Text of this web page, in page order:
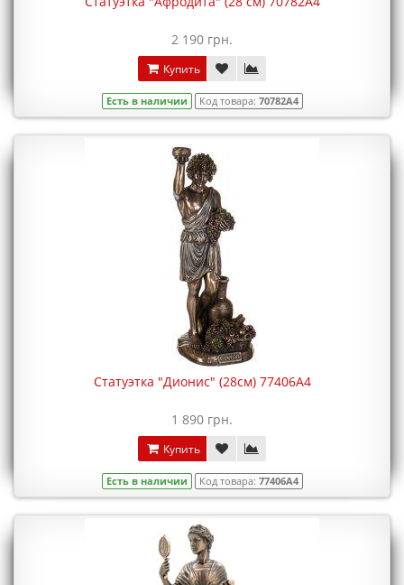
2 190 грн.
Купить
Есть в наличии Код товара: 70782A4
Статуэтка "Дионис" (28см) 77406A4
1 890 грн.
Купить
Есть в наличии Код товара: 77406A4